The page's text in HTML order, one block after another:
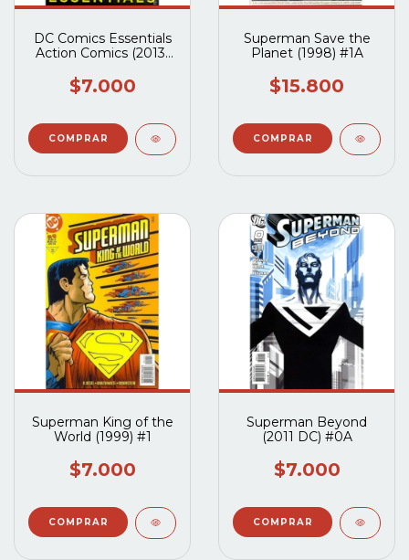
DC Comics Essentials
Action Comics (2013)
$7.000
Superman Save the
Planet (1998) #1A
$15.800
Superman King of the
World (1999) #1
$7.000
Superman Beyond
(2011 DC) #0A
$7.000